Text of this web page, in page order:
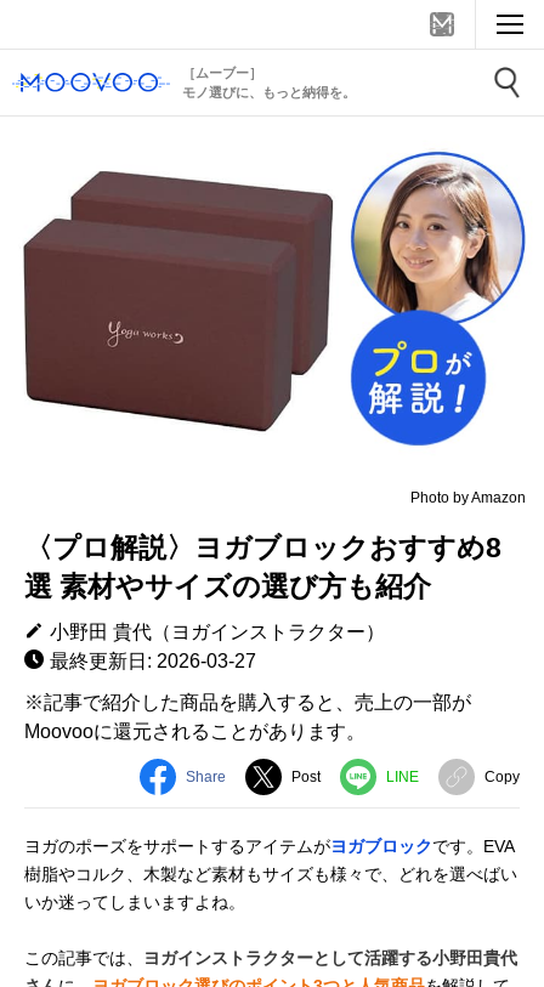
［ムーブー］
モノ選びに、もっと納得を。
Photo by Amazon
〈プロ解説〉ヨガブロックおすすめ8
選 素材やサイズの選び方も紹介
小野田 貴代（ヨガインストラクター）
最終更新日: 2026-03-27
※記事で紹介した商品を購入すると、売上の一部が
Moovooに還元されることがあります。
Share Post LINE Copy
ヨガのポーズをサポートするアイテムがヨガブロックです。EVA
樹脂やコルク、木製など素材もサイズも様々で、どれを選べばい
いか迷ってしまいますよね。
この記事では、
ヨガインストラクターとして活躍する小野田貴代